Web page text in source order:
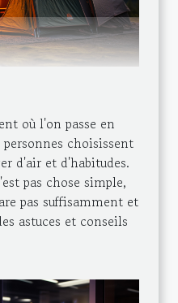
où l'on passe en
choisissent
d'air et d'habitudes.
pas chose simple,
pas suffisamment et
astuces et conseils